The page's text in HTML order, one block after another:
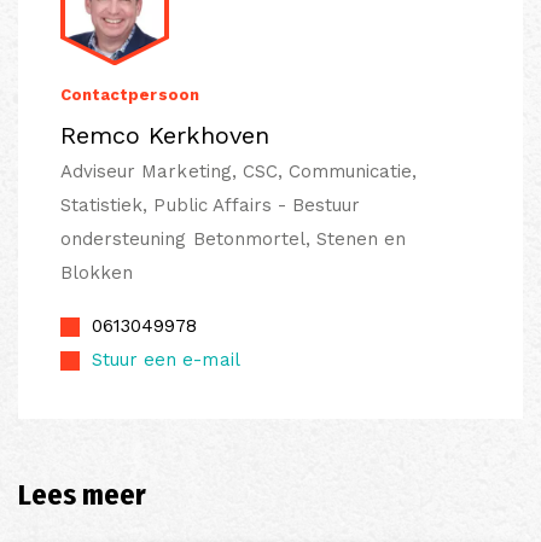
Contactpersoon
Remco Kerkhoven
Adviseur Marketing, CSC, Communicatie,
Statistiek, Public Affairs - Bestuur
ondersteuning Betonmortel, Stenen en
Blokken
0613049978
Stuur een e-mail
Lees meer